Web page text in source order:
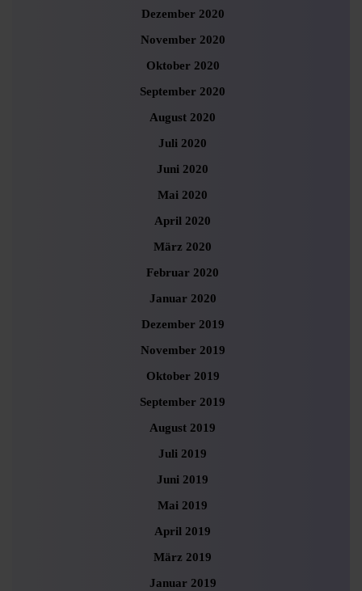
Dezember 2020
November 2020
Oktober 2020
September 2020
August 2020
Juli 2020
Juni 2020
Mai 2020
April 2020
März 2020
Februar 2020
Januar 2020
Dezember 2019
November 2019
Oktober 2019
September 2019
August 2019
Juli 2019
Juni 2019
Mai 2019
April 2019
März 2019
Januar 2019